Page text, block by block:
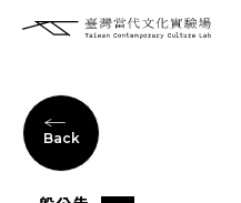
Back